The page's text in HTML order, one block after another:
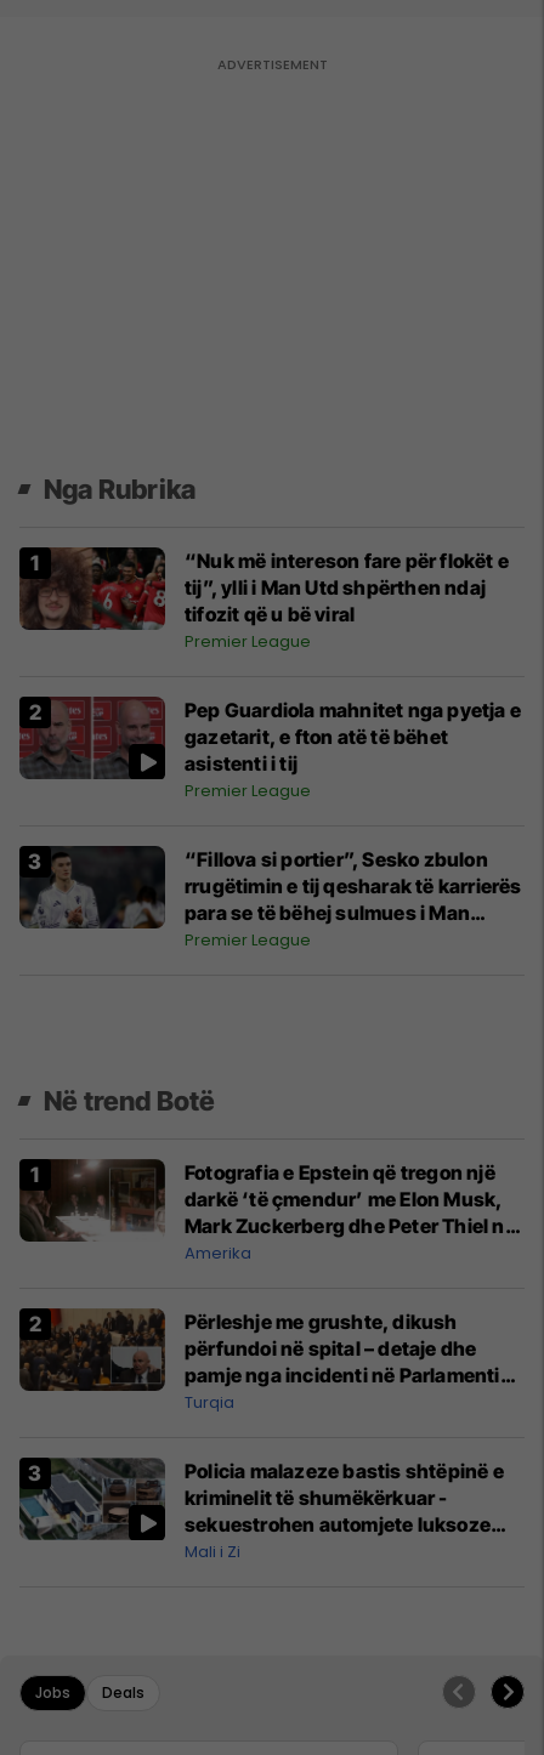
Nga Rubrika
“Nuk më intereson fare për flokët e
tij”, ylli i Man Utd shpërthen ndaj
tifozit që u bë viral
Premier League
Pep Guardiola mahnitet nga pyetja e
gazetarit, e fton atë të bëhet
asistenti i tij
Premier League
“Fillova si portier”, Sesko zbulon
rrugëtimin e tij qesharak të karrierës
para se të bëhej sulmues i Man
United
Premier League
Në trend Botë
Fotografia e Epstein që tregon një
darkë ‘të çmendur’ me Elon Musk,
Mark Zuckerberg dhe Peter Thiel në
vitin 2015
Amerika
Përleshje me grushte, dikush
përfundoi në spital – detaje dhe
pamje nga incidenti në Parlamentin
e Turqisë
Turqia
Policia malazeze bastis shtëpinë e
kriminelit të shumëkërkuar -
sekuestrohen automjete luksoze
dhe para të gatshme
Mali i Zi
Jobs Deals